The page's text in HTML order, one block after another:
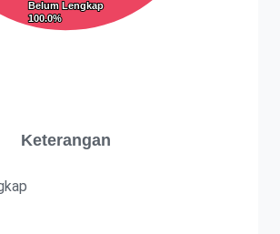
Belum Lengkap
100.0%
Belum Lengkap
100.0%
Keterangan